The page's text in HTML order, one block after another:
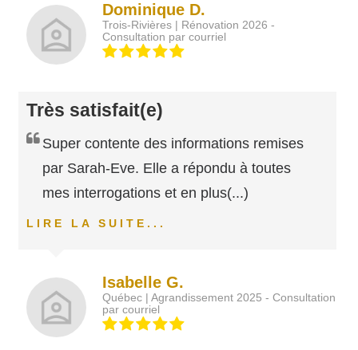
Dominique D.
Trois-Rivières | Rénovation 2026 -
Consultation par courriel
Très satisfait(e)
Super contente des informations remises
par Sarah-Eve. Elle a répondu à toutes
mes interrogations et en plus(...)
LIRE LA SUITE...
Isabelle G.
Québec | Agrandissement 2025 - Consultation
par courriel